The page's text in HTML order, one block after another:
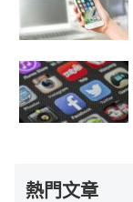
熱門文章